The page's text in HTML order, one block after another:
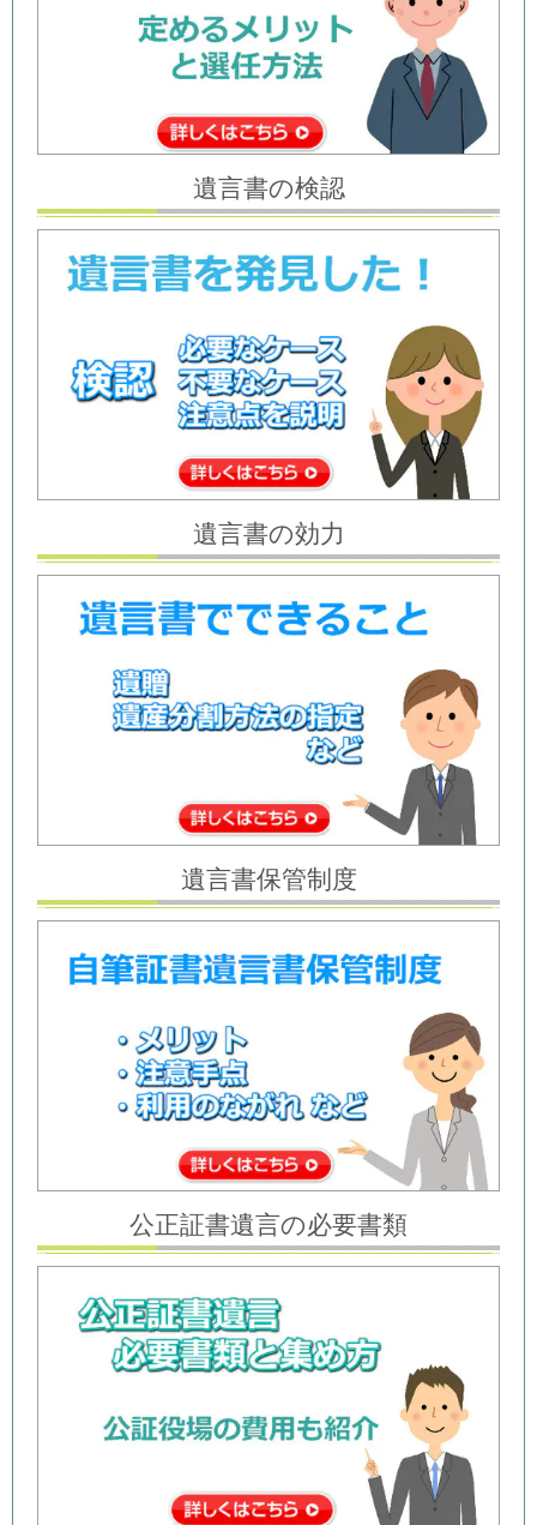
遺言書の検認
遺言書の効力
遺言書保管制度
公正証書遺言の必要書類